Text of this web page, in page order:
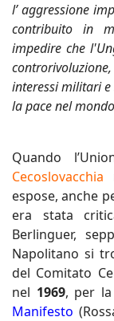
l’ aggressione
contribuito in
impedire che
interessi militari
la pace nel
Quando
Cecoslovacchia
espose, anche
era stata
Berlinguer,
Napolitano si
del Comitato
nel 1969, per
Manifesto